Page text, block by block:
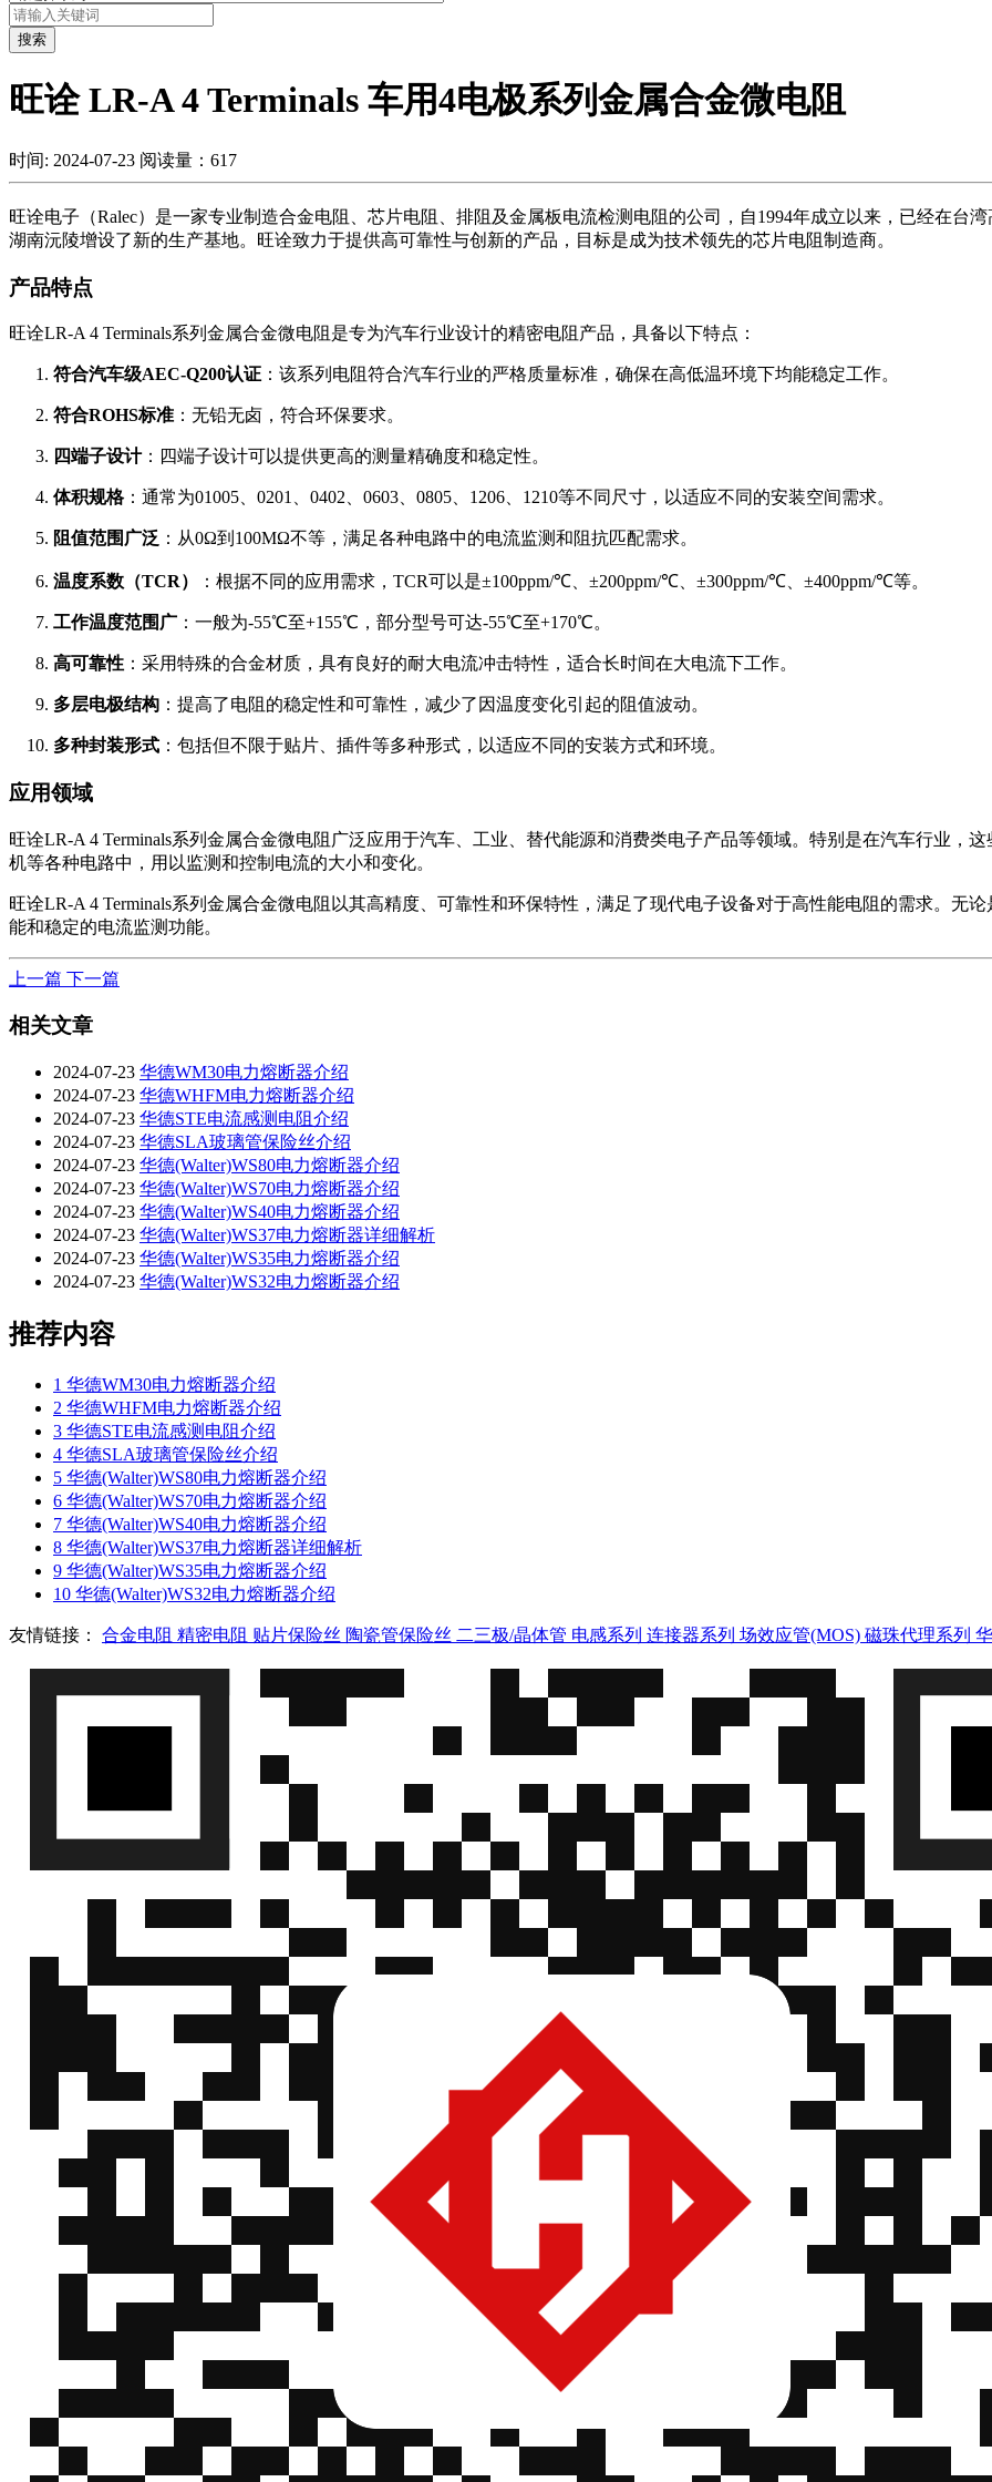
搜索
旺诠 LR-A 4 Terminals 车用4电极系列金属合金微电阻
时间: 2024-07-23 阅读量：617
旺诠电子（Ralec）是一家专业制造合金电阻、芯片电阻、排阻及金属板电流检测电阻的公司，自1994年成立以来，已经在台
湖南沅陵增设了新的生产基地。旺诠致力于提供高可靠性与创新的产品，目标是成为技术领先的芯片电阻制造商。
产品特点
旺诠LR-A 4 Terminals系列金属合金微电阻是专为汽车行业设计的精密电阻产品，具备以下特点：
符合汽车级AEC-Q200认证 ：该系列电阻符合汽车行业的严格质量标准，确保在高低温环境下均能稳定工作。
符合ROHS标准 ：无铅无卤，符合环保要求。
四端子设计：四端子设计可以提供更高的测量精确度和稳定性。
体积规格：通常为01005、0201、0402、0603、0805、1206、1210等不同尺寸，以适应不同的安装空间需求。
阻值范围广泛 ：从0Ω到100MΩ不等，满足各种电路中的电流监测和阻抗匹配需求。
温度系数（TCR） ：根据不同的应用需求，TCR可以是±100ppm/℃、±200ppm/℃、±300ppm/℃、±400ppm/℃等。
工作温度范围广 ：一般为-55℃至+155℃，部分型号可达-55℃至+170℃。
高可靠性 ：采用特殊的合金材质，具有良好的耐大电流冲击特性，适合长时间在大电流下工作。
多层电极结构 ：提高了电阻的稳定性和可靠性，减少了因温度变化引起的阻值波动。
多种封装形式 ：包括但不限于贴片、插件等多种形式，以适应不同的安装方式和环境。
应用领域
旺诠LR-A 4 Terminals系列金属合金微电阻广泛应用于汽车、工业、替代能源和消费类电子产品等领域。特别是在汽车行业，
机等各种电路中，用以监测和控制电流的大小和变化。
旺诠LR-A 4 Terminals系列金属合金微电阻以其高精度、可靠性和环保特性，满足了现代电子设备对于高性能电阻的需求。无
能和稳定的电流监测功能。
上一篇 下一篇
相关文章
2024-07-23 华德WM30电力熔断器介绍
2024-07-23 华德WHFM电力熔断器介绍
2024-07-23 华德STE电流感测电阻介绍
2024-07-23 华德SLA玻璃管保险丝介绍
2024-07-23 华德(Walter)WS80电力熔断器介绍
2024-07-23 华德(Walter)WS70电力熔断器介绍
2024-07-23 华德(Walter)WS40电力熔断器介绍
2024-07-23 华德(Walter)WS37电力熔断器详细解析
2024-07-23 华德(Walter)WS35电力熔断器介绍
2024-07-23 华德(Walter)WS32电力熔断器介绍
推荐内容
1 华德WM30电力熔断器介绍
2 华德WHFM电力熔断器介绍
3 华德STE电流感测电阻介绍
4 华德SLA玻璃管保险丝介绍
5 华德(Walter)WS80电力熔断器介绍
6 华德(Walter)WS70电力熔断器介绍
7 华德(Walter)WS40电力熔断器介绍
8 华德(Walter)WS37电力熔断器详细解析
9 华德(Walter)WS35电力熔断器介绍
10 华德(Walter)WS32电力熔断器介绍
友情链接： 合金电阻 精密电阻 贴片保险丝 陶瓷管保险丝 二三极/晶体管 电感系列 连接器系列 场效应管(MOS) 磁珠代理系列